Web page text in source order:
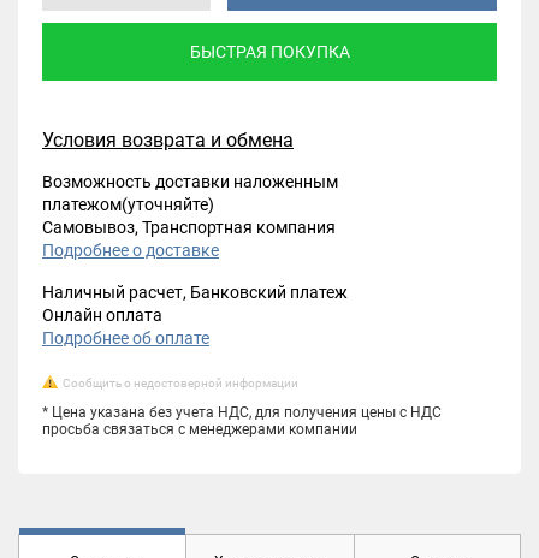
БЫСТРАЯ ПОКУПКА
Условия возврата и обмена
Возможность доставки наложенным
платежом(уточняйте)
Самовывоз, Транспортная компания
Подробнее о доставке
Наличный расчет, Банковский платеж
Онлайн оплата
Подробнее об оплате
Сообщить о недостоверной информации
* Цена указана без учета НДС, для получения цены с НДС
просьба связаться с менеджерами компании